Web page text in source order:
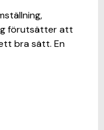
förutsätter att
bra sätt. En